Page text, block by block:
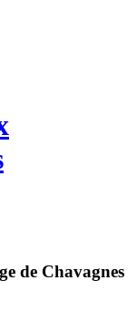
de Chavagnes